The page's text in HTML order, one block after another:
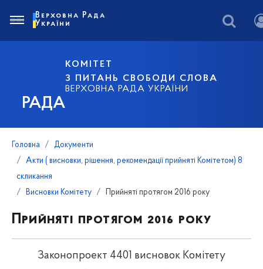
РАДА
КОМІТЕТ
З ПИТАНЬ СВОБОДИ СЛОВА
ВЕРХОВНА РАДА УКРАЇНИ
Верховна Рада
України
Головна
Документи
Акти ( висновки, рішення, рекомендації прийняті Комітетом) 8
скликання
Висновки Комітету
Прийняті протягом 2016 року
Прийняті протягом 2016 року
Законопроект 4401 висновок Комітету